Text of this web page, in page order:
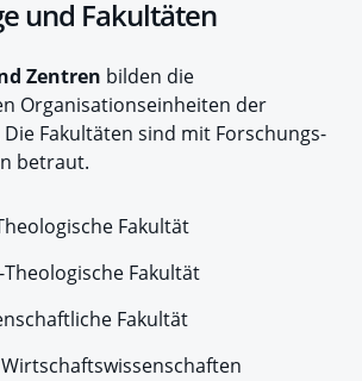
und Fakultäten
Zentren bilden die
Organisationseinheiten der
Fakultäten sind mit Forschungs-
betraut.
Fakultät
Theologische Fakultät
Fakultät